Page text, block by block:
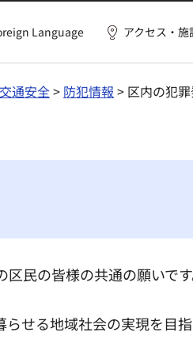
Language アクセス・施
通安全> 防犯情報 > 区内の犯
民の皆様の共通の願いで
せる地域社会の実現を目